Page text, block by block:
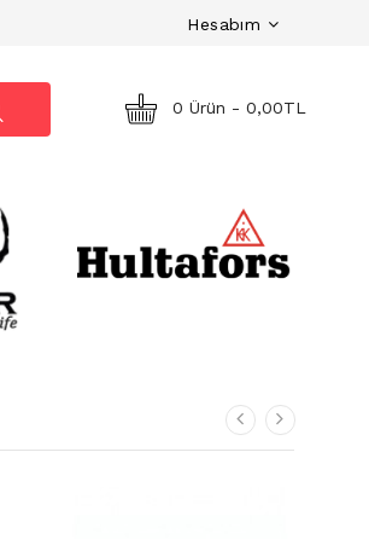
Hesabım
0 Ürün - 0,00TL